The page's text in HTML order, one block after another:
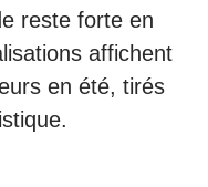
reste forte en
affichent
en été, tirés